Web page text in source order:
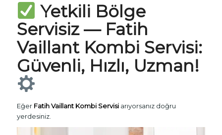
Yetkili Bölge
Servisiz— Fatih
Vaillant Kombi Servisi:
Güvenli, Hızlı, Uzman!
Eğer Fatih Vaillant Kombi Servisiarıyorsanız doğru
yerdesiniz.